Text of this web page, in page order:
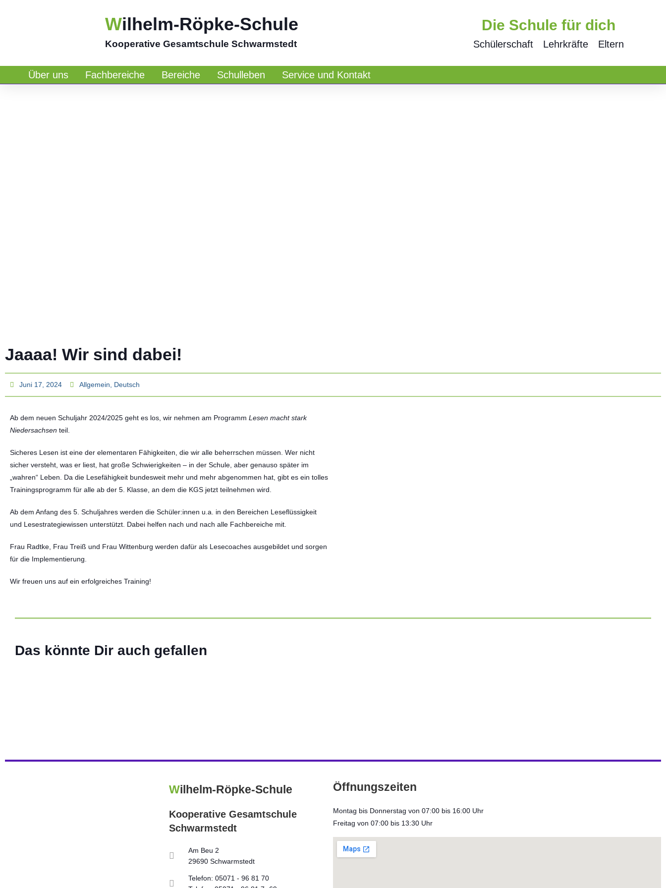
Wilhelm-Röpke-Schule
Kooperative Gesamtschule Schwarmstedt
Die Schule für dich
Schülerschaft Lehrkräfte Eltern
Über uns Fachbereiche Bereiche Schulleben Service und Kontakt
Jaaaa! Wir sind dabei!
Juni 17, 2024 Allgemein Deutsch
Ab dem neuen Schuljahr 2024/2025 geht es los, wir nehmen am Programm Lesen macht stark
Niedersachsen teil.
Sicheres Lesen ist eine der elementaren Fähigkeiten, die wir alle beherrschen müssen. Wer nicht
sicher versteht, was er liest, hat große Schwierigkeiten – in der Schule, aber genauso später im
„wahren“ Leben. Da die Lesefähigkeit bundesweit mehr und mehr abgenommen hat, gibt es ein tolles
Trainingsprogramm für alle ab der 5. Klasse, an dem die KGS jetzt teilnehmen wird.
Ab dem Anfang des 5. Schuljahres werden die Schüler:innen u.a. in den Bereichen Leseflüssigkeit
und Lesestrategiewissen unterstützt. Dabei helfen nach und nach alle Fachbereiche mit.
Frau Radtke, Frau Treiß und Frau Wittenburg werden dafür als Lesecoaches ausgebildet und sorgen
für die Implementierung.
Wir freuen uns auf ein erfolgreiches Training!
Das könnte Dir auch gefallen
Wilhelm-Röpke-Schule
Kooperative Gesamtschule
Schwarmstedt
Am Beu 2
29690 Schwarmstedt
Telefon: 05071 - 96 81 70
Öffnungszeiten
Montag bis Donnerstag von 07:00 bis 16:00 Uhr
Freitag von 07:00 bis 13:30 Uhr